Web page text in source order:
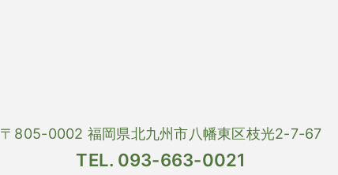
〒805-0002 福岡県北九州市八幡東区枝光2-7-67
TEL. 093-663-0021